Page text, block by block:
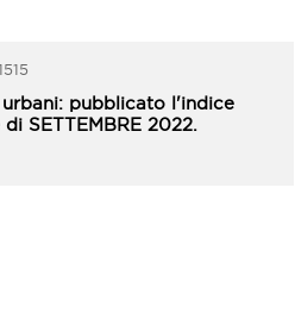
pubblicato l'indice
SETTEMBRE 2022.